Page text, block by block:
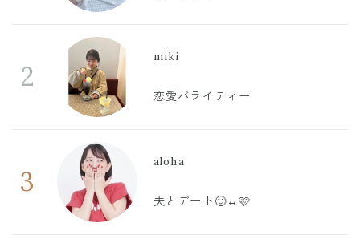
2
miki
恋愛バライティー
3
aloha
夫とデート🙂‍↔️🩷